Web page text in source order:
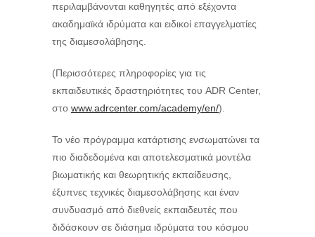
περιλαμβάνονται καθηγητές από εξέχοντα
ακαδημαϊκά ιδρύματα και ειδικοί επαγγελματίες
της διαμεσολάβησης.
(Περισσότερες πληροφορίες για τις
εκπαιδευτικές δραστηριότητες του ADR Center,
στο www.adrcenter.com/academy/en/).
Το νέο πρόγραμμα κατάρτισης ενσωματώνει τα
πιο διαδεδομένα και αποτελεσματικά μοντέλα
βιωματικής και θεωρητικής εκπαίδευσης,
έξυπνες τεχνικές διαμεσολάβησης και έναν
συνδυασμό από διεθνείς εκπαιδευτές που
διδάσκουν σε διάσημα ιδρύματα του κόσμου